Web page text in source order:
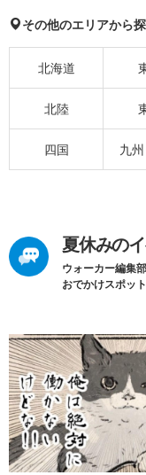
その他のエリアから
北海道
北陸
四国 九
夏休みの
ウォーカー編集
おでかけスポット